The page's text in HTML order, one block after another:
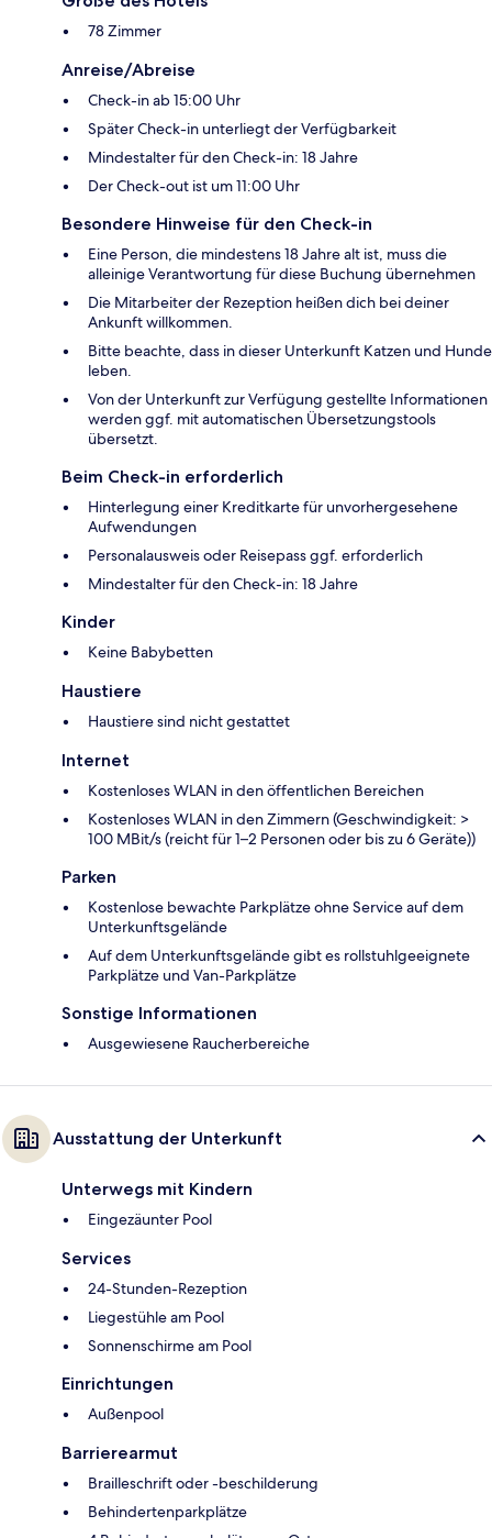
78 Zimmer
Anreise/Abreise
Check-in ab 15:00 Uhr
Später Check-in unterliegt der Verfügbarkeit
Mindestalter für den Check-in: 18 Jahre
Der Check-out ist um 11:00 Uhr
Besondere Hinweise für den Check-in
Eine Person, die mindestens 18 Jahre alt ist, muss die
alleinige Verantwortung für diese Buchung übernehmen
Die Mitarbeiter der Rezeption heißen dich bei deiner
Ankunft willkommen.
Bitte beachte, dass in dieser Unterkunft Katzen und Hunde
leben.
Von der Unterkunft zur Verfügung gestellte Informationen
werden ggf. mit automatischen Übersetzungstools
übersetzt.
Beim Check-in erforderlich
Hinterlegung einer Kreditkarte für unvorhergesehene
Aufwendungen
Personalausweis oder Reisepass ggf. erforderlich
Mindestalter für den Check-in: 18 Jahre
Kinder
Keine Babybetten
Haustiere
Haustiere sind nicht gestattet
Internet
Kostenloses WLAN in den öffentlichen Bereichen
Kostenloses WLAN in den Zimmern (Geschwindigkeit: >
100 MBit/s (reicht für 1–2 Personen oder bis zu 6 Geräte))
Parken
Kostenlose bewachte Parkplätze ohne Service auf dem
Unterkunftsgelände
Auf dem Unterkunftsgelände gibt es rollstuhlgeeignete
Parkplätze und Van-Parkplätze
Sonstige Informationen
Ausgewiesene Raucherbereiche
Ausstattung der Unterkunft
Unterwegs mit Kindern
Eingezäunter Pool
Services
24-Stunden-Rezeption
Liegestühle am Pool
Sonnenschirme am Pool
Einrichtungen
Außenpool
Barrierearmut
Brailleschrift oder -beschilderung
Behindertenparkplätze